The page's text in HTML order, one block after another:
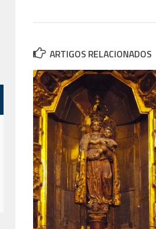
ARTIGOS RELACIONADOS